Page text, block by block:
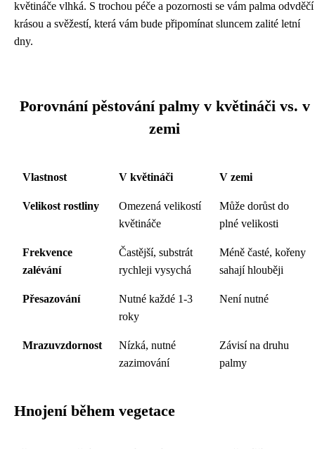
květináče vlhká. S trochou péče a pozornosti se vám palma odvděčí
krásou a svěžestí, která vám bude připomínat sluncem zalité letní
dny.
Porovnání pěstování palmy v květináči vs. v
zemi
Vlastnost V květináči V zemi
Velikost rostliny
Omezená velikostí
květináče
Může dorůst do
plné velikosti
Frekvence
zalévání
Častější, substrát
rychleji vysychá
Méně časté, kořeny
sahají hlouběji
Přesazování
Nutné každé 1-3
roky
Není nutné
Mrazuvzdornost
Nízká, nutné
zazimování
Závisí na druhu
palmy
Hnojení během vegetace